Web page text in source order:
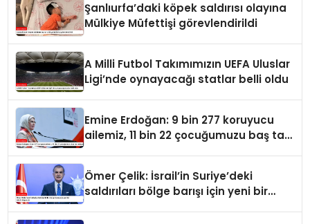
Şanlıurfa’daki köpek saldırısı olayına
Mülkiye Müfettişi görevlendirildi
A Milli Futbol Takımımızın UEFA Uluslar
Ligi’nde oynayacağı statlar belli oldu
Emine Erdoğan: 9 bin 277 koruyucu
ailemiz, 11 bin 22 çocuğumuzu baş tacı
Ömer Çelik: İsrail’in Suriye’deki
saldırıları bölge barışı için yeni bir